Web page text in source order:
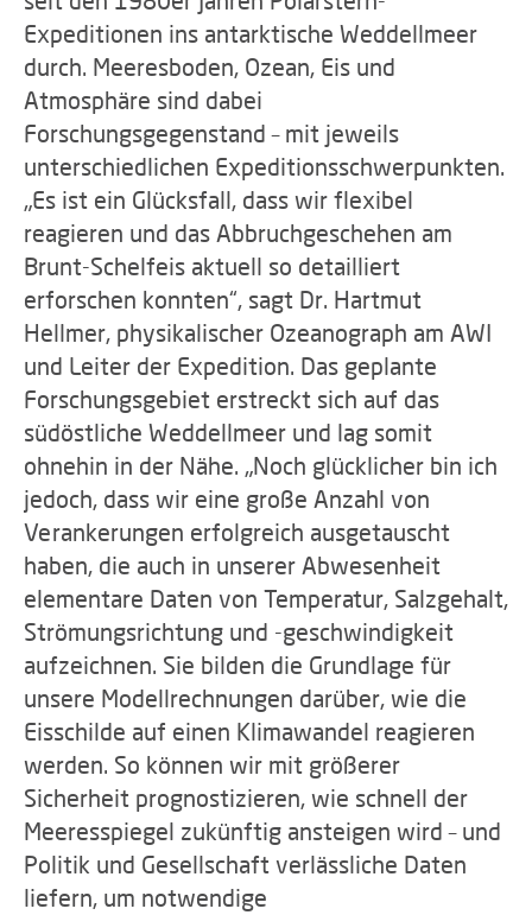
Expeditionen ins antarktische Weddellmeer
durch. Meeresboden, Ozean, Eis und
Atmosphäre sind dabei
Forschungsgegenstand – mit jeweils
unterschiedlichen Expeditionsschwerpunkten.
„Es ist ein Glücksfall, dass wir flexibel
reagieren und das Abbruchgeschehen am
Brunt-Schelfeis aktuell so detailliert
erforschen konnten“, sagt Dr. Hartmut
Hellmer, physikalischer Ozeanograph am AWI
und Leiter der Expedition. Das geplante
Forschungsgebiet erstreckt sich auf das
südöstliche Weddellmeer und lag somit
ohnehin in der Nähe. „Noch glücklicher bin ich
jedoch, dass wir eine große Anzahl von
Verankerungen erfolgreich ausgetauscht
haben, die auch in unserer Abwesenheit
elementare Daten von Temperatur, Salzgehalt,
Strömungsrichtung und -geschwindigkeit
aufzeichnen. Sie bilden die Grundlage für
unsere Modellrechnungen darüber, wie die
Eisschilde auf einen Klimawandel reagieren
werden. So können wir mit größerer
Sicherheit prognostizieren, wie schnell der
Meeresspiegel zukünftig ansteigen wird – und
Politik und Gesellschaft verlässliche Daten
liefern, um notwendige